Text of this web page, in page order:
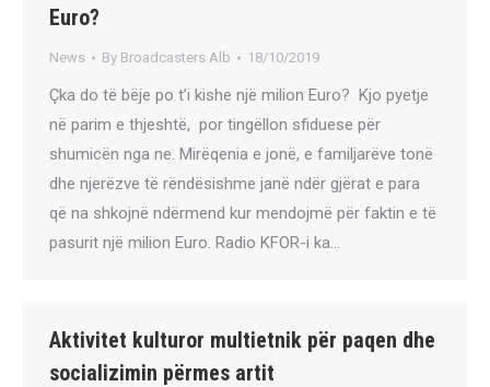
Euro?
News By Broadcasters Alb 18/10/2019
Çka do të bëje po t’i kishe një milion Euro? Kjo pyetje
në parim e thjeshtë, por tingëllon sfiduese për
shumicën nga ne. Mirëqenia e jonë, e familjarëve tonë
dhe njerëzve të rëndësishme janë ndër gjërat e para
që na shkojnë ndërmend kur mendojmë për faktin e të
pasurit një milion Euro. Radio KFOR-i ka…
Aktivitet kulturor multietnik për paqen dhe
socializimin përmes artit